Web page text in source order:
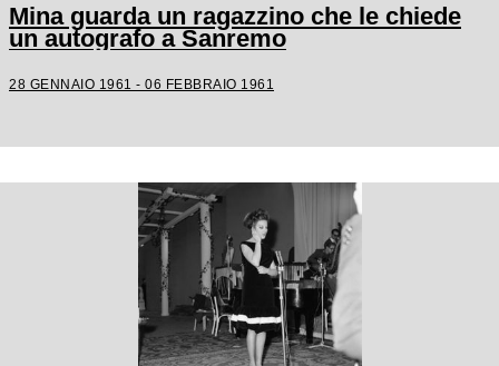
Mina guarda un ragazzino che le chiede
un autografo a Sanremo
28 GENNAIO 1961 - 06 FEBBRAIO 1961